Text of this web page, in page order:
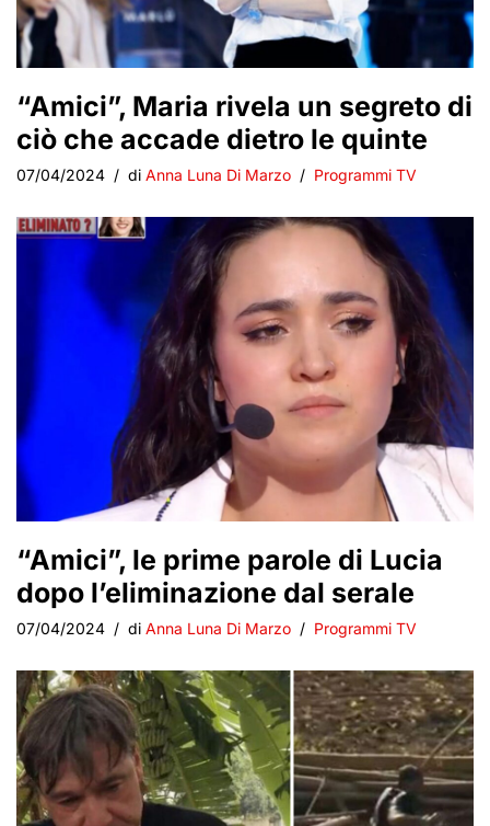
“Amici”, Maria rivela un segreto di
ciò che accade dietro le quinte
07/04/2024 di Anna Luna Di Marzo Programmi TV
“Amici”, le prime parole di Lucia
dopo l’eliminazione dal serale
07/04/2024 di Anna Luna Di Marzo Programmi TV